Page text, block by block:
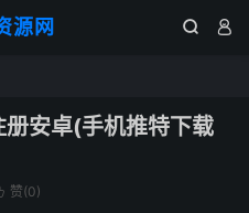
源网  
安卓(手机推特下载
赞(0)